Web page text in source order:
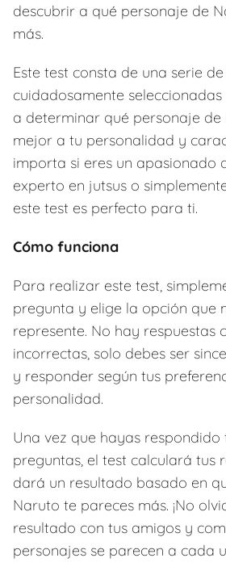
descubrir a qué personaje de
más.
Este test consta de una serie
cuidadosamente
a determinar qué personaje
mejor a tu personalidad y
importa si eres un apasionado
experto en jutsus o
este test es perfecto para ti.
Cómo funciona
Para realizar este test,
pregunta y elige la opción que
represente. No hay respuestas
incorrectas, solo debes ser
y responder según tus
personalidad.
Una vez que hayas respondido
preguntas, el test calculará tus
dará un resultado basado en
Naruto te pareces más. ¡No
resultado con tus amigos y
personajes se parecen a cada